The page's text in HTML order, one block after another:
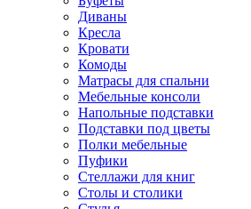
Диваны
Кресла
Кровати
Комоды
Матрасы для спальни
Мебельные консоли
Напольные подставки
Подставки под цветы
Полки мебельные
Пуфики
Стеллажи для книг
Столы и столики